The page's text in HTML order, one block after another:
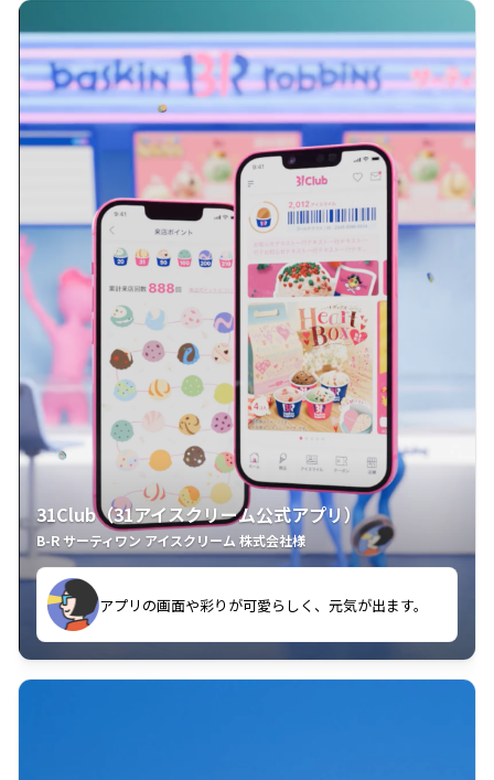
31Club（31アイスクリーム公式アプリ）
B-R サーティワン アイスクリーム 株式会社様
アプリの画面や彩りが可愛らしく、元気が出ます。
クラスごとに特典があるようなので使うのが楽しいで
す。